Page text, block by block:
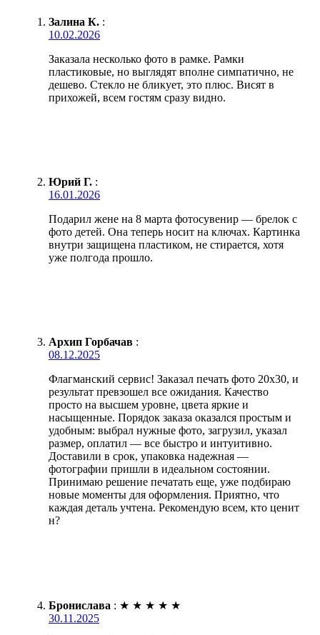
Залина К. :
10.02.2026
Заказала несколько фото в рамке. Рамки
пластиковые, но выглядят вполне симпатично, не
дешево. Стекло не бликует, это плюс. Висят в
прихожей, всем гостям сразу видно.
Юрий Г. :
16.01.2026
Подарил жене на 8 марта фотосувенир — брелок с
фото детей. Она теперь носит на ключах. Картинка
внутри защищена пластиком, не стирается, хотя
уже полгода прошло.
Архип Горбачав :
08.12.2025
Флагманский сервис! Заказал печать фото 20х30, и
результат превзошел все ожидания. Качество
просто на высшем уровне, цвета яркие и
насыщенные. Порядок заказа оказался простым и
удобным: выбрал нужные фото, загрузил, указал
размер, оплатил — все быстро и интуитивно.
Доставили в срок, упаковка надежная —
фотографии пришли в идеальном состоянии.
Принимаю решение печатать еще, уже подбираю
новые моменты для оформления. Приятно, что
каждая деталь учтена. Рекомендую всем, кто ценит
н?
Бронислава : ★ ★ ★ ★ ★
30.11.2025